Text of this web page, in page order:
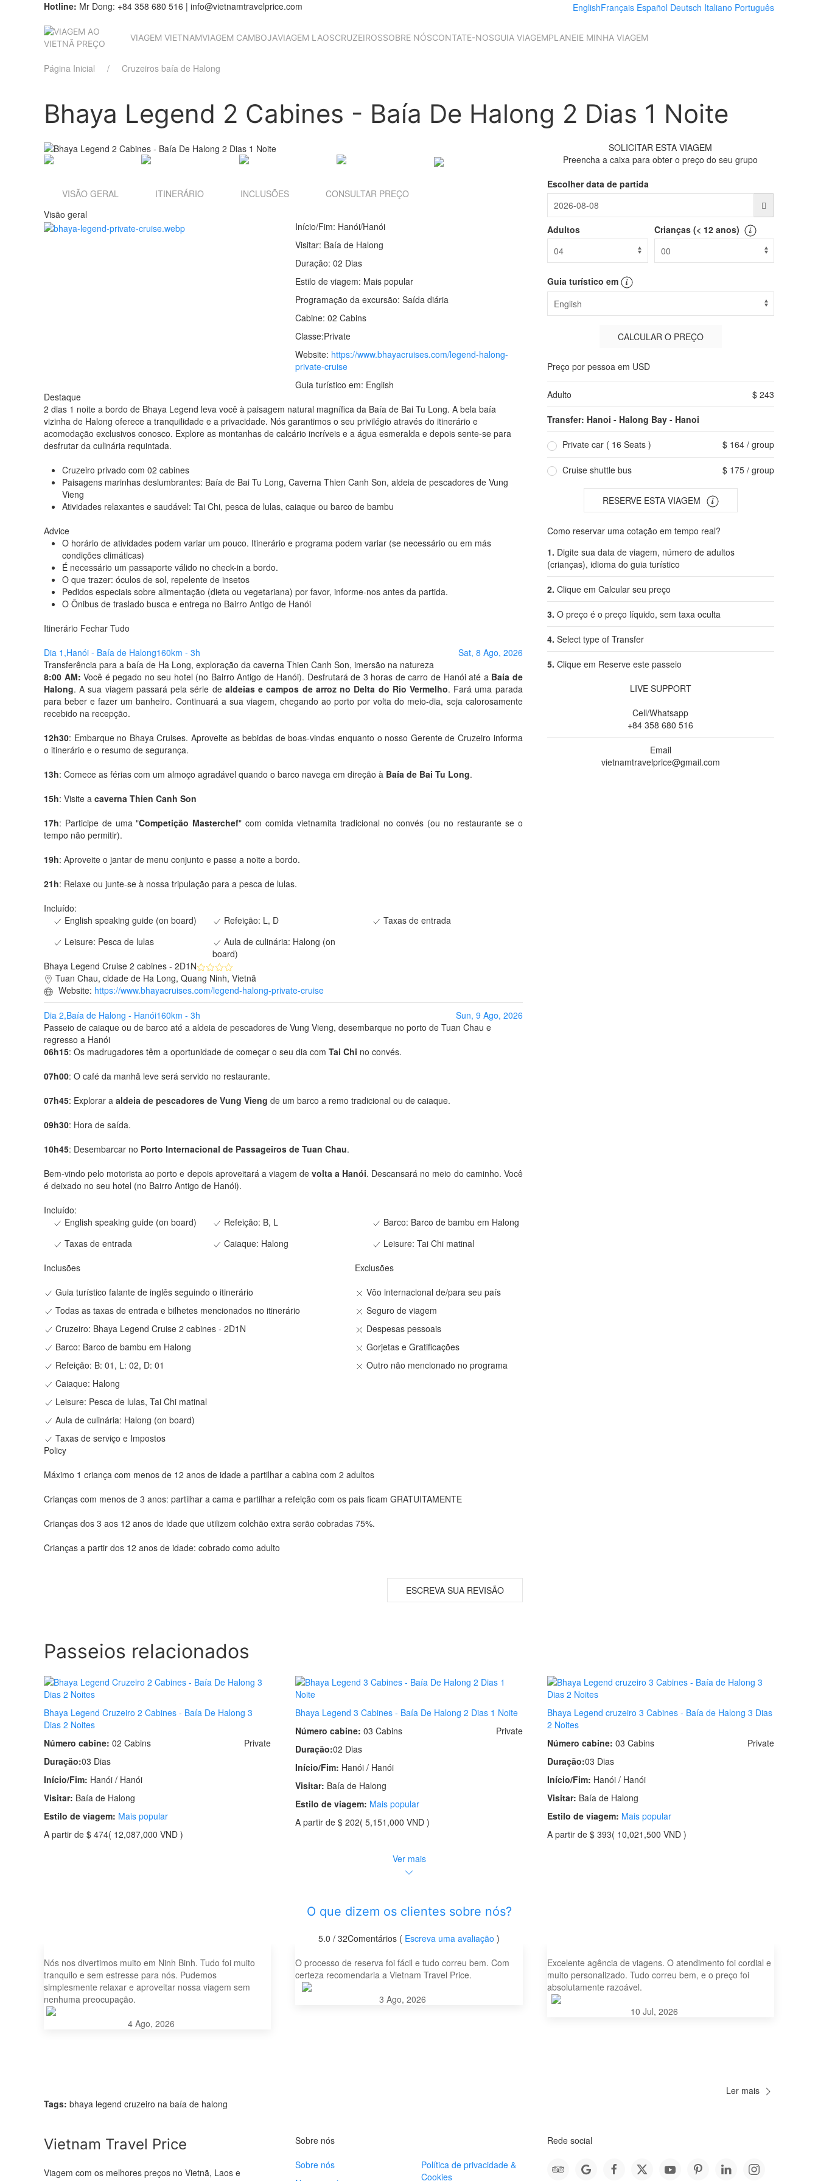
Hotline: Mr Dong: +84 358 680 516 | info@vietnamtravelprice.com EnglishFrançais Español Deutsch Italiano Português
VIAGEM VIETNAMVIAGEM CAMBOJAVIAGEM LAOSCRUZEIROSSOBRE NÓSCONTATE-NOSGUIA VIAGEMPLANEIE MINHA VIAGEM
Página Inicial Cruzeiros baía de Halong
Bhaya Legend 2 Cabines - Baía De Halong 2 Dias 1 Noite
VISÃO GERAL ITINERÁRIO INCLUSÕES
CONSULTAR PREÇO
Visão geral
Início/Fim: Hanói/Hanói
Visitar: Baía de Halong
Duração: 02 Dias
Estilo de viagem: Mais popular
Programação da excursão: Saída diária
Cabine: 02 Cabins
Classe:Private
Website: https://www.bhayacruises.com/legend-halong-
private-cruise
Guia turístico em: English
Destaque
2 dias 1 noite a bordo de Bhaya Legend leva você à paisagem natural magnífica da Baía de Bai Tu Long. A bela baía
vizinha de Halong oferece a tranquilidade e a privacidade. Nós garantimos o seu privilégio através do itinerário e
acomodação exclusivos conosco. Explore as montanhas de calcário incríveis e a água esmeralda e depois sente-se para
desfrutar da culinária requintada.
Cruzeiro privado com 02 cabines
Paisagens marinhas deslumbrantes: Baía de Bai Tu Long, Caverna Thien Canh Son, aldeia de pescadores de Vung
Vieng
Atividades relaxantes e saudável: Tai Chi, pesca de lulas, caiaque ou barco de bambu
Advice
O horário de atividades podem variar um pouco. Itinerário e programa podem variar (se necessário ou em más
condições climáticas)
É necessário um passaporte válido no check-in a bordo.
O que trazer: óculos de sol, repelente de insetos
Pedidos especiais sobre alimentação (dieta ou vegetariana) por favor, informe-nos antes da partida.
O Ônibus de traslado busca e entrega no Bairro Antigo de Hanói
Itinerário Fechar Tudo
Dia 1,Hanói - Baía de Halong160km - 3h
Sat, 8 Ago, 2026
Transferência para a baía de Ha Long, exploração da caverna Thien Canh Son, imersão na natureza
8:00 AM: Você é pegado no seu hotel (no Bairro Antigo de Hanói). Desfrutará de 3 horas de carro de Hanói até a Baía de
Halong. A sua viagem passará pela série de aldeias e campos de arroz no Delta do Rio Vermelho. Fará uma parada
para beber e fazer um banheiro. Continuará a sua viagem, chegando ao porto por volta do meio-dia, seja calorosamente
recebido na recepção.
12h30: Embarque no Bhaya Cruises. Aproveite as bebidas de boas-vindas enquanto o nosso Gerente de Cruzeiro informa
o itinerário e o resumo de segurança.
13h: Comece as férias com um almoço agradável quando o barco navega em direção à Baía de Bai Tu Long.
15h: Visite a caverna Thien Canh Son
17h: Participe de uma "Competição Masterchef" com comida vietnamita tradicional no convés (ou no restaurante se o
tempo não permitir).
19h: Aproveite o jantar de menu conjunto e passe a noite a bordo.
21h: Relaxe ou junte-se à nossa tripulação para a pesca de lulas.
Incluído:
English speaking guide (on board)
Refeição: L, D
Taxas de entrada
Leisure: Pesca de lulas
Aula de culinária: Halong (on
board)
Bhaya Legend Cruise 2 cabines - 2D1N
Tuan Chau, cidade de Ha Long, Quang Ninh, Vietnã
Website: https://www.bhayacruises.com/legend-halong-private-cruise
Dia 2,Baía de Halong - Hanói160km - 3h
Sun, 9 Ago, 2026
Passeio de caiaque ou de barco até a aldeia de pescadores de Vung Vieng, desembarque no porto de Tuan Chau e
regresso a Hanói
06h15: Os madrugadores têm a oportunidade de começar o seu dia com Tai Chi no convés.
07h00: O café da manhã leve será servido no restaurante.
07h45: Explorar a aldeia de pescadores de Vung Vieng de um barco a remo tradicional ou de caiaque.
09h30: Hora de saída.
10h45: Desembarcar no Porto Internacional de Passageiros de Tuan Chau.
Bem-vindo pelo motorista ao porto e depois aproveitará a viagem de volta a Hanói. Descansará no meio do caminho. Você
é deixado no seu hotel (no Bairro Antigo de Hanói).
Incluído:
English speaking guide (on board)
Refeição: B, L
Barco: Barco de bambu em Halong
Taxas de entrada
Caiaque: Halong
Leisure: Tai Chi matinal
Inclusões
Guia turístico falante de inglês seguindo o itinerário
Todas as taxas de entrada e bilhetes mencionados no itinerário
Cruzeiro: Bhaya Legend Cruise 2 cabines - 2D1N
Barco: Barco de bambu em Halong
Refeição: B: 01, L: 02, D: 01
Caiaque: Halong
Leisure: Pesca de lulas, Tai Chi matinal
Aula de culinária: Halong (on board)
Taxas de serviço e Impostos
Exclusões
Vôo internacional de/para seu país
Seguro de viagem
Despesas pessoais
Gorjetas e Gratificações
Outro não mencionado no programa
Policy
Máximo 1 criança com menos de 12 anos de idade a partilhar a cabina com 2 adultos
Crianças com menos de 3 anos: partilhar a cama e partilhar a refeição com os pais ficam GRATUITAMENTE
Crianças dos 3 aos 12 anos de idade que utilizem colchão extra serão cobradas 75%.
Crianças a partir dos 12 anos de idade: cobrado como adulto
ESCREVA SUA REVISÃO
SOLICITAR ESTA VIAGEM
Preencha a caixa para obter o preço do seu grupo
Escolher data de partida
Adultos Crianças (< 12 anos)
Guia turístico em
CALCULAR O PREÇO
Preço por pessoa em USD
Adulto $ 243
Transfer: Hanoi - Halong Bay - Hanoi
Private car ( 16 Seats ) $ 164 / group
Cruise shuttle bus $ 175 / group
RESERVE ESTA VIAGEM
Como reservar uma cotação em tempo real?
1. Digite sua data de viagem, número de adultos
(crianças), idioma do guia turístico
2. Clique em Calcular seu preço
3. O preço é o preço líquido, sem taxa oculta
4. Select type of Transfer
5. Clique em Reserve este passeio
LIVE SUPPORT
Cell/Whatsapp
+84 358 680 516
Email
vietnamtravelprice@gmail.com
Passeios relacionados
Bhaya Legend Cruzeiro 2 Cabines - Baía De Halong 3
Dias 2 Noites
Número cabine: 02 Cabins
Private
Duração:03 Dias
Início/Fim: Hanói / Hanói
Visitar: Baía de Halong
Estilo de viagem: Mais popular
A partir de $ 474( 12,087,000 VND )
Bhaya Legend 3 Cabines - Baía De Halong 2 Dias 1 Noite
Número cabine: 03 Cabins
Private
Duração:02 Dias
Início/Fim: Hanói / Hanói
Visitar: Baía de Halong
Estilo de viagem: Mais popular
A partir de$ 202( 5,151,000 VND )
Bhaya Legend cruzeiro 3 Cabines - Baía de Halong 3 Dias
2 Noites
Número cabine: 03 Cabins
Private
Duração:03 Dias
Início/Fim: Hanói / Hanói
Visitar: Baía de Halong
Estilo de viagem: Mais popular
A partir de $ 393( 10,021,500 VND )
Ver mais
O que dizem os clientes sobre nós?
5.0 / 32Comentários ( Escreva uma avaliação )
Nós nos divertimos muito em Ninh Binh. Tudo foi muito
tranquilo e sem estresse para nós. Pudemos
simplesmente relaxar e aproveitar nossa viagem sem
nenhuma preocupação.
4 Ago, 2026
O processo de reserva foi fácil e tudo correu bem. Com
certeza recomendaria a Vietnam Travel Price.
3 Ago, 2026
Excelente agência de viagens. O atendimento foi cordial e
muito personalizado. Tudo correu bem, e o preço foi
absolutamente razoável.
10 Jul, 2026
Ler mais
Tags: bhaya legend cruzeiro na baía de halong
Vietnam Travel Price
Viagem com os melhores preços no Vietnã, Laos e
Sobre nós
Sobre nós
Política de privacidade &
Cookies
Rede social